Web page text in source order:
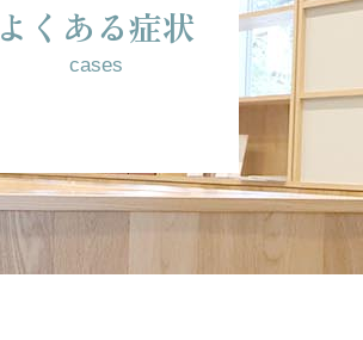
よくある症状
cases